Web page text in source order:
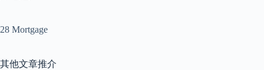
28 Mortgage
其他文章推介